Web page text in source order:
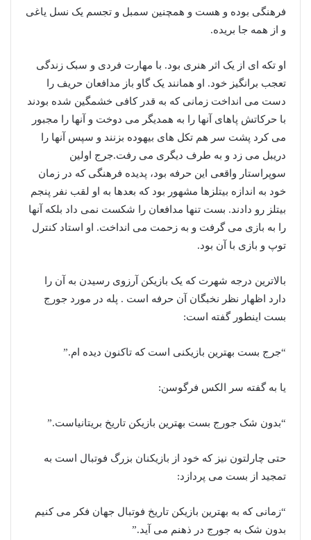
فرهنگی بوده و هست و همچنین سمبل و تجسم یک نسل یاغی
و از همه جا بریده.
او تکه ای از یک اثر هنرى بود. با مهارت فردى و سبک زندگی
تعجب برانگیز خود. او همانند یک گاو باز مدافعان حریف را
دست می انداخت زمانی که به قدر کافی خشمگین شده بودند
با حرکاتش پاهاى آنها را به همدیگر می دوخت و آنها را مجبور
می کرد پشت سر هم تکل هاى بیهوده بزنند و سپس آنها را
دریبل می زد و به طرف دیگرى می رفت.جرج اولین
سوپراستار واقعی این حرفه بود، پدیده فرهنگی که در زمان
خود به اندازه بیتلزها مشهور بود که بعدها به او لقب نفر پنجم
بیتلز رو دادند. بست تنها مدافعان را شکست نمی داد بلکه آنها
را به بازی می گرفت و به زحمت می انداخت. او استاد کنترل
توپ و بازى با آن بود.
بالاترین درجه شهرت که یک بازیکن آرزوی رسیدن به آن را
دارد اظهار نظر نخبگان آن حرفه است . پله در مورد جورج
بست اینطور گفته است:
“جرج بست بهترین بازیکنی است که تاکنون دیده ام.”
یا به گفته سر الکس فرگوسن:
“بدون شک جورج بست بهترین بازیکن تاریخ بریتانیاست.”
حتی چارلتون نیز که خود از بازیکنان بزرگ فوتبال است به
تمجید از بست می پردازد:
“زمانی که به بهترین بازیکن تاریخ فوتبال جهان فکر می کنیم
بدون شک به جورج در ذهنم می آید.”